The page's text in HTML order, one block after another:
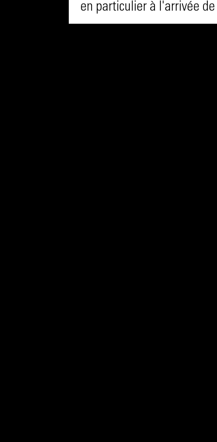
en particulier à l'arrivée